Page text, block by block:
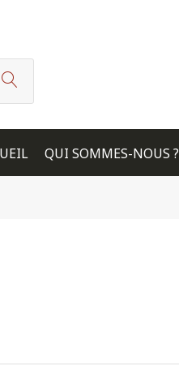
QUI SOMMES-NOUS ?